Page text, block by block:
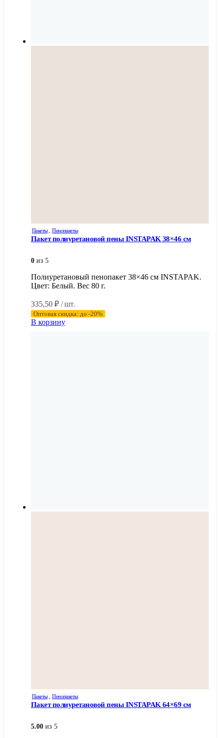
Пакеты, Пенопакеты
Пакет полиуретановой пены INSTAPAK 38×46 см
0 из 5
Полиуретановый пенопакет 38×46 см INSTAPAK.
Цвет: Белый. Вес 80 г.
335,50 ₽ / шт.
Оптовая скидка: до -20%
В корзину
Пакеты, Пенопакеты
Пакет полиуретановой пены INSTAPAK 64×69 см
5.00 из 5